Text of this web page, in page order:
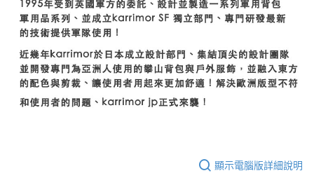
顯示電腦版詳細說明